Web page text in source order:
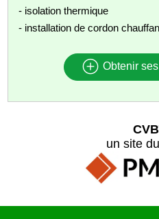
- isolation thermique
- installation de cordon
Obtenir
un site